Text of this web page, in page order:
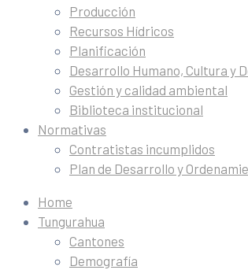
Producción
Recursos Hídricos
Planificación
Desarrollo Humano, Cultura y
Gestión y calidad ambiental
Biblioteca institucional
Normativas
Contratistas incumplidos
Plan de Desarrollo y
Home
Tungurahua
Cantones
Demografía